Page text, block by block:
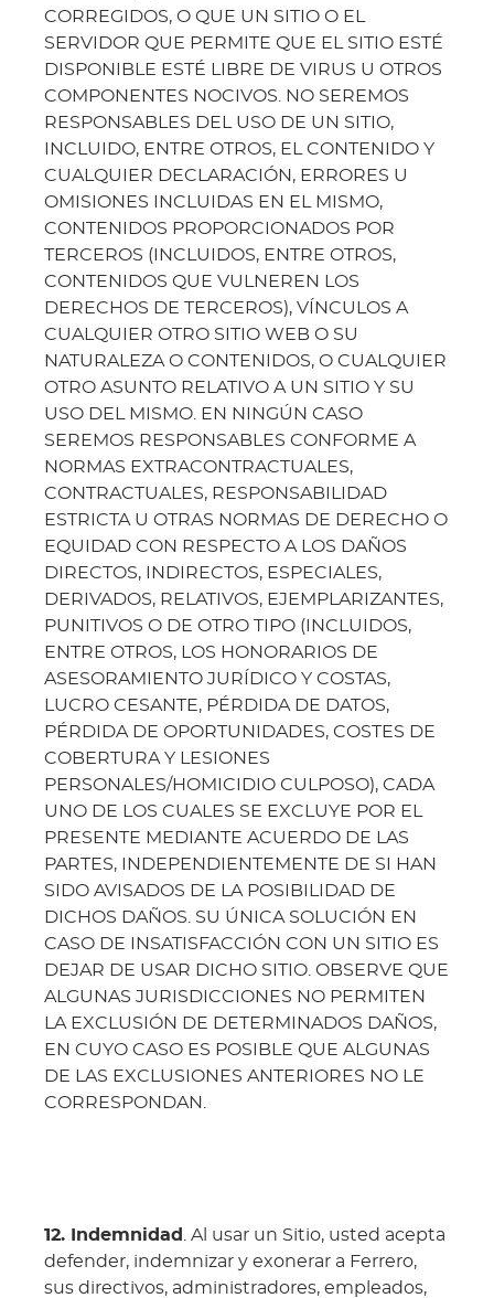
CORREGIDOS, O QUE UN SITIO O EL
SERVIDOR QUE PERMITE QUE EL SITIO ESTÉ
DISPONIBLE ESTÉ LIBRE DE VIRUS U OTROS
COMPONENTES NOCIVOS. NO SEREMOS
RESPONSABLES DEL USO DE UN SITIO,
INCLUIDO, ENTRE OTROS, EL CONTENIDO Y
CUALQUIER DECLARACIÓN, ERRORES U
OMISIONES INCLUIDAS EN EL MISMO,
CONTENIDOS PROPORCIONADOS POR
TERCEROS (INCLUIDOS, ENTRE OTROS,
CONTENIDOS QUE VULNEREN LOS
DERECHOS DE TERCEROS), VÍNCULOS A
CUALQUIER OTRO SITIO WEB O SU
NATURALEZA O CONTENIDOS, O CUALQUIER
OTRO ASUNTO RELATIVO A UN SITIO Y SU
USO DEL MISMO. EN NINGÚN CASO
SEREMOS RESPONSABLES CONFORME A
NORMAS EXTRACONTRACTUALES,
CONTRACTUALES, RESPONSABILIDAD
ESTRICTA U OTRAS NORMAS DE DERECHO O
EQUIDAD CON RESPECTO A LOS DAÑOS
DIRECTOS, INDIRECTOS, ESPECIALES,
DERIVADOS, RELATIVOS, EJEMPLARIZANTES,
PUNITIVOS O DE OTRO TIPO (INCLUIDOS,
ENTRE OTROS, LOS HONORARIOS DE
ASESORAMIENTO JURÍDICO Y COSTAS,
LUCRO CESANTE, PÉRDIDA DE DATOS,
PÉRDIDA DE OPORTUNIDADES, COSTES DE
COBERTURA Y LESIONES
PERSONALES/HOMICIDIO CULPOSO), CADA
UNO DE LOS CUALES SE EXCLUYE POR EL
PRESENTE MEDIANTE ACUERDO DE LAS
PARTES, INDEPENDIENTEMENTE DE SI HAN
SIDO AVISADOS DE LA POSIBILIDAD DE
DICHOS DAÑOS. SU ÚNICA SOLUCIÓN EN
CASO DE INSATISFACCIÓN CON UN SITIO ES
DEJAR DE USAR DICHO SITIO. OBSERVE QUE
ALGUNAS JURISDICCIONES NO PERMITEN
LA EXCLUSIÓN DE DETERMINADOS DAÑOS,
EN CUYO CASO ES POSIBLE QUE ALGUNAS
DE LAS EXCLUSIONES ANTERIORES NO LE
CORRESPONDAN.
12. Indemnidad
. Al usar un Sitio, usted acepta
defender, indemnizar y exonerar a Ferrero,
sus directivos, administradores, empleados,